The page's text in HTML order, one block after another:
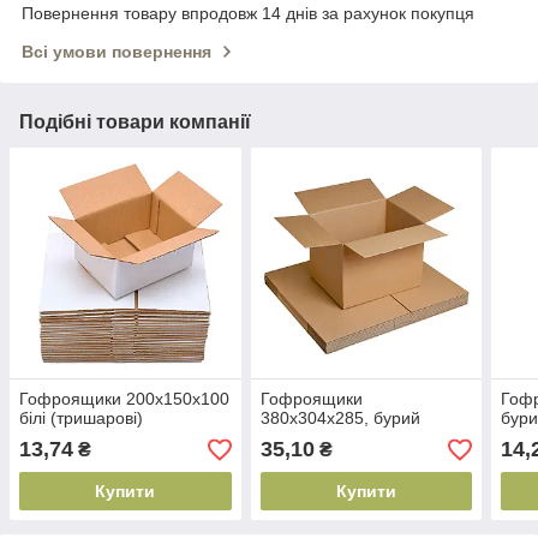
Повернення товару впродовж 14 днів за рахунок покупця
Всі умови повернення
Подібні товари компанії
Гофроящики 200x150x100
білі (тришарові)
13,74 ₴
Купити
Гофроящики
380х304х285, бурий
35,10₴
Купити